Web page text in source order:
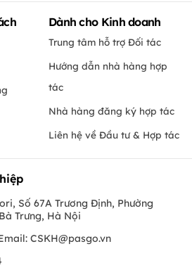
Dành cho Kinh doanh
Trung tâm hỗ trợ Đối tác
Hướng dẫn nhà hàng hợp
tác
Nhà hàng đăng ký hợp tác
Liên hệ về Đầu tư & Hợp tác
Số 67A Trương Định, Phường
Trưng, Hà Nội
CSKH@pasgo.vn